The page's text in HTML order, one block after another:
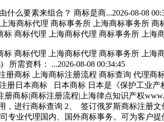
什么要素来组合？ 商标是商...2026-08-08
海商标代理 商标事务所 上海商标事务所 商
标 商标代理 上海商标代理 商标事务所 上海
标 商标代理 上海商标代理 商标事务所 上海
所需资料： ...2026-08-08 00:34:45
册商标 上海商标注册流程 商标查询 代理商
册日本商标 日本商标 日本是《保护工业产
册商标|商标注册流程|上海律点知识产权
，进行商标查询 2、 签订俄罗斯商标注册文
专业代理国内、国外商标事务。可为客户